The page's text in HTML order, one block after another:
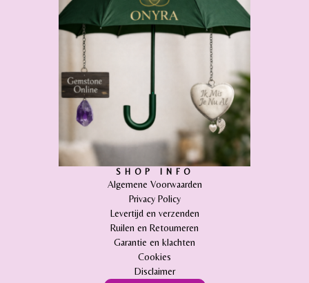
SHOP INFO
Algemene Voorwaarden
Privacy Policy
Levertijd en verzenden
Ruilen en Retourneren
Garantie en klachten
Cookies
Disclaimer